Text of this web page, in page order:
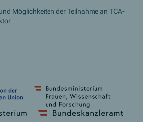
Möglichkeiten der Teilnahme an TCA-